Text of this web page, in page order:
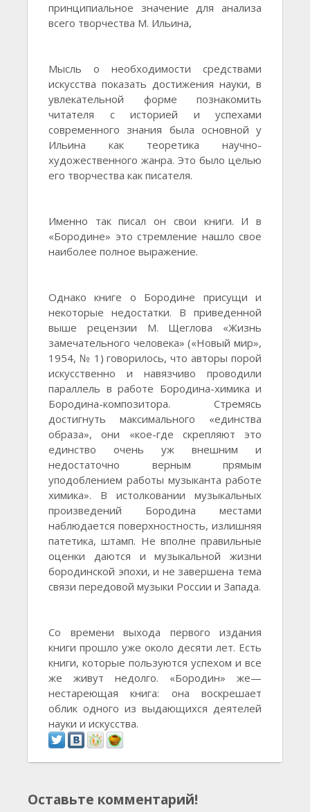
принципиальное значение для анализа
всего творчества М. Ильина,
Мысль о необходимости средствами
искусства показать достижения науки, в
увлекательной форме познакомить
читателя с историей и успехами
современного знания была основной у
Ильина как теоретика научно-
художественного жанра. Это было целью
его творчества как писателя.
Именно так писал он свои книги. И в
«Бородине» это стремление нашло свое
наиболее полное выражение.
Однако книге о Бородине присущи и
некоторые недостатки. В приведенной
выше рецензии М. Щеглова «Жизнь
замечательного человека» («Новый мир»,
1954, № 1) говорилось, что авторы порой
искусственно и навязчиво проводили
параллель в работе Бородина-химика и
Бородина-композитора. Стремясь
достигнуть максимального «единства
образа», они «кое-где скрепляют это
единство очень уж внешним и
недостаточно верным прямым
уподоблением работы музыканта работе
химика». В истолковании музыкальных
произведений Бородина местами
наблюдается поверхностность, излишняя
патетика, штамп. Не вполне правильные
оценки даются и музыкальной жизни
бородинской эпохи, и не завершена тема
связи передовой музыки России и Запада.
Со времени выхода первого издания
книги прошло уже около десяти лет. Есть
книги, которые пользуются успехом и все
же живут недолго. «Бородин» же—
нестареющая книга: она воскрешает
облик одного из выдающихся деятелей
науки и искусства.
Оставьте комментарий!